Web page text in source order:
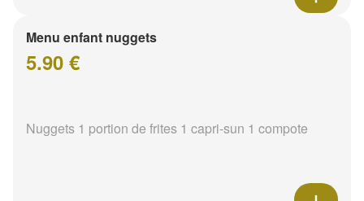
Menu enfant nuggets
5.90 €
Nuggets 1 portion de frites 1 capri-sun 1 compote